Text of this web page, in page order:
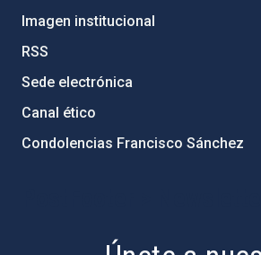
Imagen institucional
RSS
Sede electrónica
Canal ético
Condolencias Francisco Sánchez